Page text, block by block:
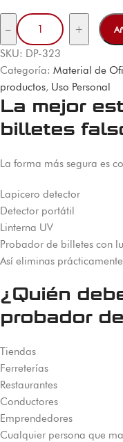
– +
SKU: DP-323
Categoría: Material de
productos, Uso Personal
La mejor
billetes
La forma más segura es
Lapicero detector
Detector portátil
Linterna UV
Probador de billetes con
Así eliminas
¿Quién
probador
Tiendas
Ferreterías
Restaurantes
Conductores
Emprendedores
Cualquier persona que